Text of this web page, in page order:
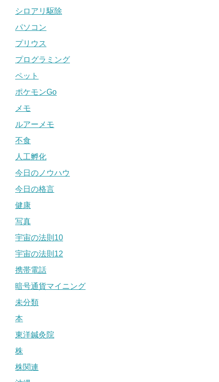
シロアリ駆除
パソコン
プリウス
プログラミング
ペット
ポケモンGo
メモ
ルアーメモ
不食
人工孵化
今日のノウハウ
今日の格言
健康
写真
宇宙の法則10
宇宙の法則12
携帯電話
暗号通貨マイニング
未分類
本
東洋鍼灸院
株
株関連